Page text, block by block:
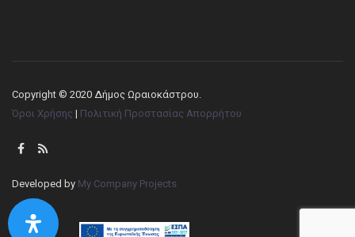
Copyright © 2020 Δήμος Ωραιοκάστρου.
Όροι Χρήσης | Πολιτική Προστασίας Απορρήτου
Developed by My Company Projects